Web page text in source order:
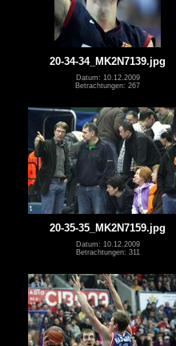
20-34-34_MK2N7139.jpg
Datum: 10.12.2009
Betrachtungen: 267
20-35-35_MK2N7159.jpg
Datum: 10.12.2009
Betrachtungen: 311